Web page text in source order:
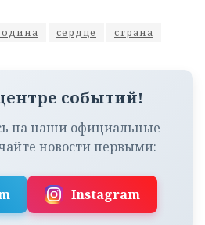
сердце страна
событий!
на наши официальные
новости первыми:
Instagram